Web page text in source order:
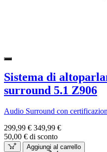
Sistema di
surround 5.1 Z906
Audio Surround con
299,99 € 349,99 €
50,00 € di sconto
Aggiungi al carrello